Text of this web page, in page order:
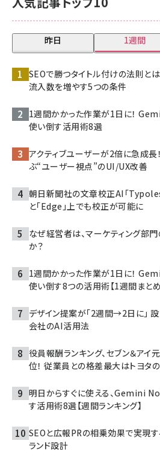
昨日 1週間
SEOで勝つタイトル付けの法則と
流入数を増やす5つの条件
1週間かかった作業が1日に！
使い倒す活用術8選
アクティブユーザーが2倍に急成長
ぶ“ユーザー視点”のUI/UX改善
朝日新聞社の文章校正AI「
と「Edge」上でも校正が可能に
なぜ経営者は、マーケティング部
か？
1週間かかった作業が1日に！
使い倒す8つの活用術【1週間まとめ
デザイン提案が「2週間→2日に」
会社のAI活用法
役員報酬ランキング、セブン＆ア
位！ 従業員との格差最大はトヨタ
明日からすぐに使える、Gemini
す活用術8選【週間ランキング】
SEOと広報PRの相乗効果で実現
ランド設計